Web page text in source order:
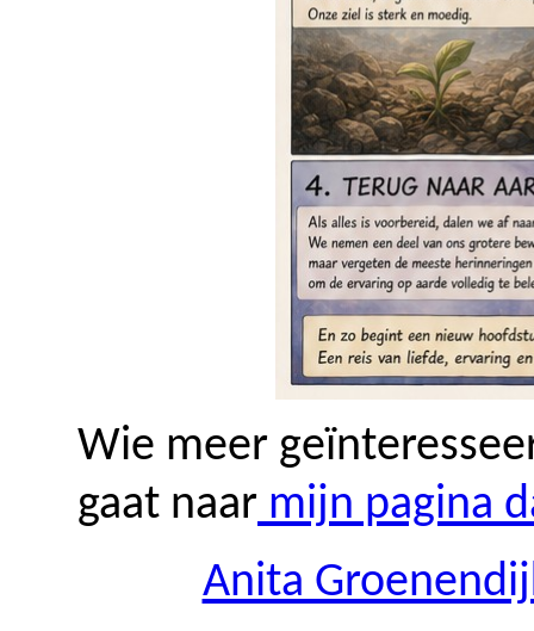
Wie meer
gaat naar mijn pagina
Anita